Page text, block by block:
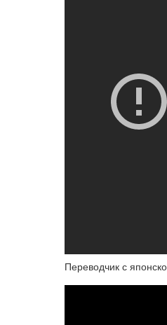
Переводчик с